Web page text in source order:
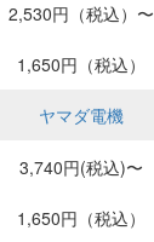
2,530円（税込）〜
1,650円（税込）
ヤマダ電機
3,740円(税込)〜
1,650円（税込）